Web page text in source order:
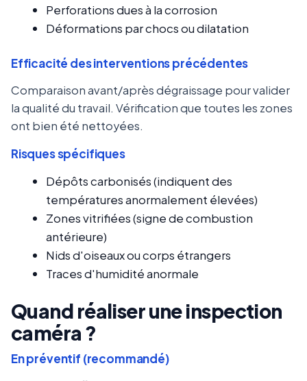
Perforations dues à la corrosion
Déformations par chocs ou dilatation
Efficacité des interventions précédentes
Comparaison avant/après dégraissage pour valider
la qualité du travail. Vérification que toutes les zones
ont bien été nettoyées.
Risques spécifiques
Dépôts carbonisés (indiquent des
températures anormalement élevées)
Zones vitrifiées (signe de combustion
antérieure)
Nids d'oiseaux ou corps étrangers
Traces d'humidité anormale
Quand réaliser une inspection
caméra ?
En préventif (recommandé)